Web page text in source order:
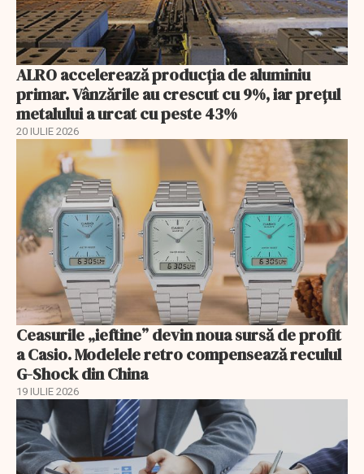
ALRO accelerează producția de aluminiu
primar. Vânzările au crescut cu 9%, iar prețul
metalului a urcat cu peste 43%
20 IULIE 2026
Ceasurile „ieftine” devin noua sursă de profit
a Casio. Modelele retro compensează reculul
G-Shock din China
19 IULIE 2026